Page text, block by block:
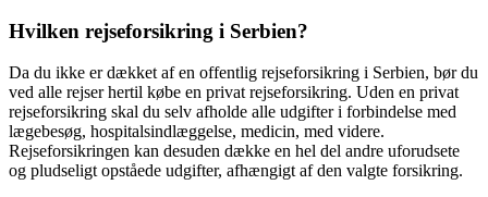
Hvilken rejseforsikring i Serbien?
Da du ikke er dækket af en offentlig rejseforsikring i Serbien, bør du
ved alle rejser hertil købe en privat rejseforsikring. Uden en privat
rejseforsikring skal du selv afholde alle udgifter i forbindelse med
lægebesøg, hospitalsindlæggelse, medicin, med videre.
Rejseforsikringen kan desuden dække en hel del andre uforudsete
og pludseligt opståede udgifter, afhængigt af den valgte forsikring.